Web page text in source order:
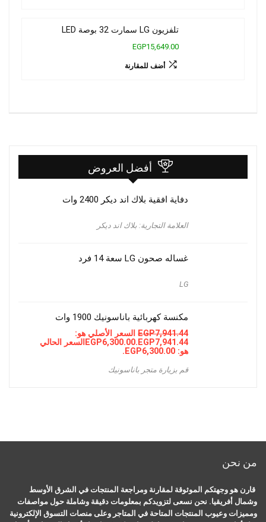
تلفزيون LG سمارت 32 بوصة LED
EGP15,649.00
أضف للمقارنة
أفضل العروض
دفاية افقية بلاك اند ديكر 2400 وات
العلامة التجارية: بلاك اند ديكر
غساله صحون LG سعة 14 فرد
LG
مكنسة كهربائية باناسونيك 1900 وات
EGP7,941.44
السعر الأصلي هو:
EGP7,941.44.
EGP6,300.00
السعر الحالي
هو: EGP6,300.00.
قم بزيارة متجر باناسونيك
من نحن
قارن هو وجهتكم الموثوقة لمقارنة ومراجعة المنتجات في الشرق الأوسط
وشمال أفريقيا. نحن نسعى لتزويدكم بمعلومات دقيقة وشاملة حول مواصفات
ومميزات وعيوب المنتجات المتاحة في المتاجر وعلى منصات التسوق الإلكترونية